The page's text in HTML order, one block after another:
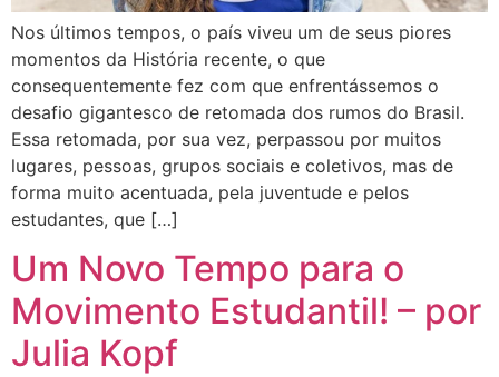
Nos últimos tempos, o país viveu um de seus piores
momentos da História recente, o que
consequentemente fez com que enfrentássemos o
desafio gigantesco de retomada dos rumos do Brasil.
Essa retomada, por sua vez, perpassou por muitos
lugares, pessoas, grupos sociais e coletivos, mas de
forma muito acentuada, pela juventude e pelos
estudantes, que […]
Um Novo Tempo para o
Movimento Estudantil! – por
Julia Kopf